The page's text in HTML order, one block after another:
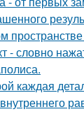
- словно
каждая